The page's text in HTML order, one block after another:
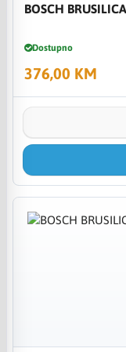
BOSCH
Dostupno
376,00 KM